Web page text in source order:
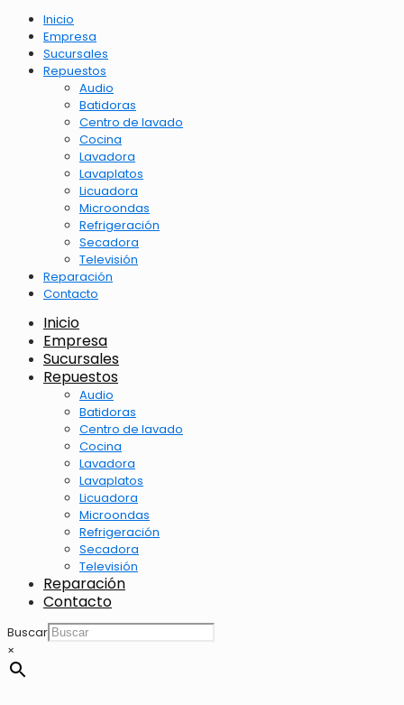
Inicio
Empresa
Sucursales
Repuestos
Audio
Batidoras
Centro de lavado
Cocina
Lavadora
Lavaplatos
Licuadora
Microondas
Refrigeración
Secadora
Televisión
Reparación
Contacto
Inicio
Empresa
Sucursales
Repuestos
Audio
Batidoras
Centro de lavado
Cocina
Lavadora
Lavaplatos
Licuadora
Microondas
Refrigeración
Secadora
Televisión
Reparación
Contacto
Buscar
×